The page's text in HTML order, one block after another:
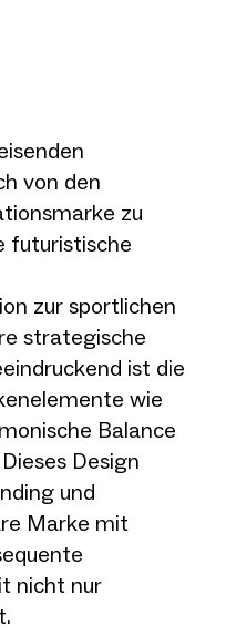
von den
zu
futuristische
zur sportlichen
strategische
ist die
wie
Balance
Design
und
Marke mit
nicht nur